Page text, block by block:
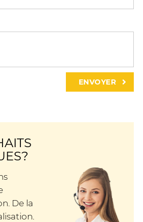
De la